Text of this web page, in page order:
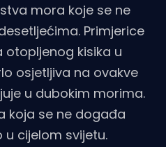
mora koje se ne
Primjerice
kisika u
osjetljiva na ovakve
u dubokim morima.
koja se ne događa
cijelom svijetu.